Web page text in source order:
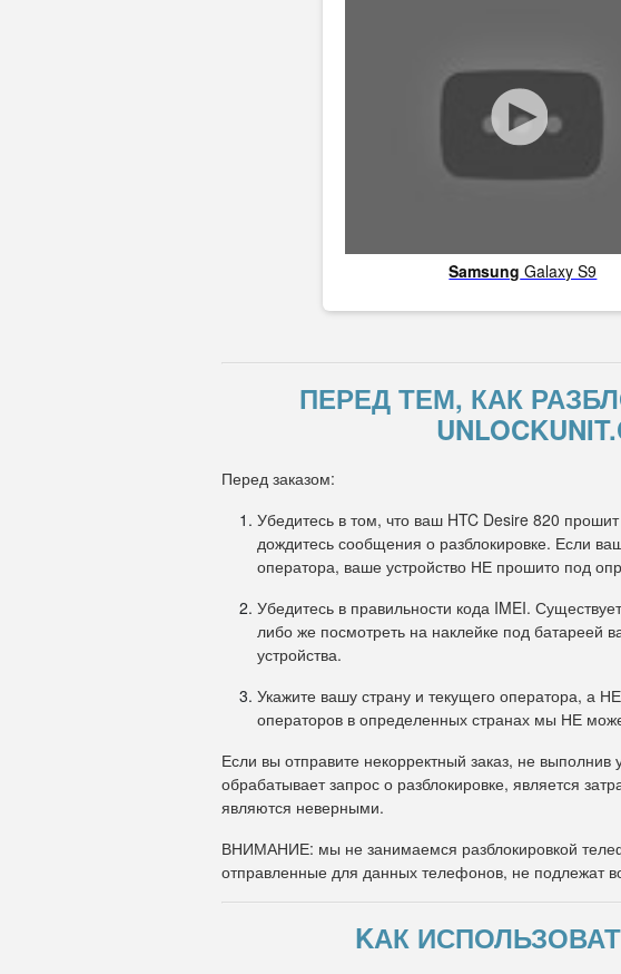
Samsung Galaxy S9
ПЕРЕД ТЕМ, КАК
Перед заказом:
Убедитесь в том, что ваш HTC Desire 820
дождитесь сообщения о разблокировке. Если
оператора, ваше устройство НЕ прошито под
Убедитесь в правильности кода IMEI.
либо же посмотреть на наклейке под батареей
устройства.
Укажите вашу страну и текущего оператора, а
операторов в определенных странах мы НЕ
Если вы отправите некорректный заказ, не
обрабатывает запрос о разблокировке, является
являются неверными.
ВНИМАНИЕ: мы не занимаемся разблокировкой
отправленные для данных телефонов, не подлежат
KАК